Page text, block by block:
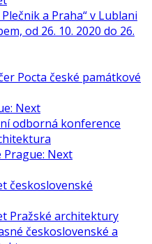
Plečnik a Praha“ v Lublani
od 26. 10. 2020 do 26.
Pocta české památkové
Next
odborná konference
Prague: Next
československé
Pražské architektury
československé a